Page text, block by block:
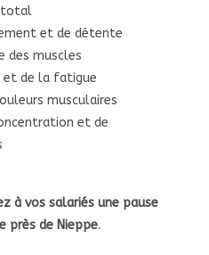
total
et de détente
des muscles
et de la fatigue
musculaires
et de
à vos salariés une pause
près de Nieppe.